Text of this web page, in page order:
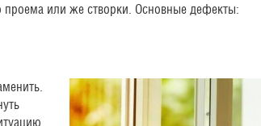
или же створки. Основные дефекты: